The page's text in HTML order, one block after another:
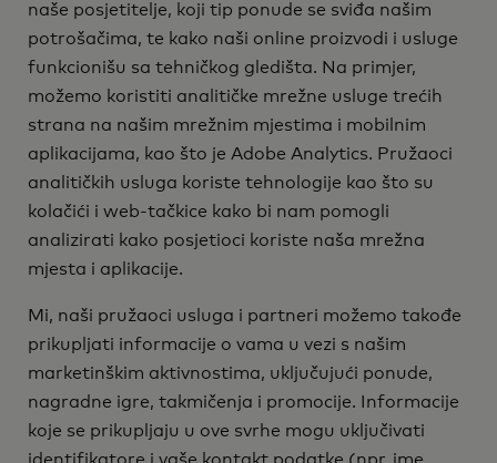
naše posjetitelje, koji tip ponude se sviđa našim
potrošačima, te kako naši online proizvodi i usluge
funkcionišu sa tehničkog gledišta. Na primjer,
možemo koristiti analitičke mrežne usluge trećih
strana na našim mrežnim mjestima i mobilnim
aplikacijama, kao što je Adobe Analytics. Pružaoci
analitičkih usluga koriste tehnologije kao što su
kolačići i web-tačkice kako bi nam pomogli
analizirati kako posjetioci koriste naša mrežna
mjesta i aplikacije.
Mi, naši pružaoci usluga i partneri možemo takođe
prikupljati informacije o vama u vezi s našim
marketinškim aktivnostima, uključujući ponude,
nagradne igre, takmičenja i promocije. Informacije
koje se prikupljaju u ove svrhe mogu uključivati